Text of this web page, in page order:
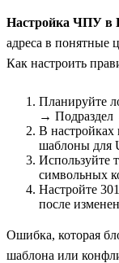
Настройка ЧПУ в
адреса в понятные
Как настроить
Планируйте
→
В настройках
шаблоны для
Используйте
символьных
Настройте
после
Ошибка, которая
шаблона или